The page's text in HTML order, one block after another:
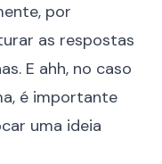
por
as respostas
E ahh, no caso
é importante
uma ideia